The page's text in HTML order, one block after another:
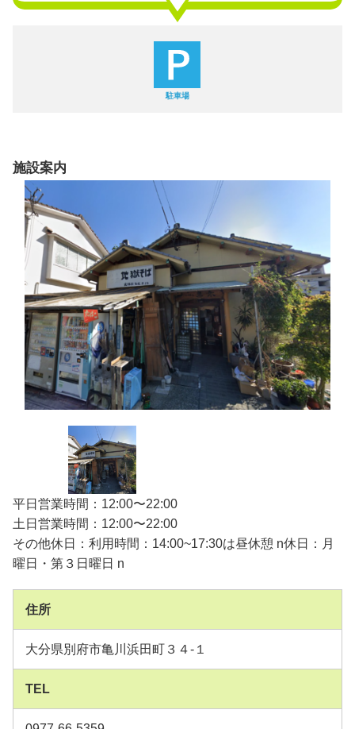
駐車場
施設案内
平日営業時間：12:00〜22:00
土日営業時間：12:00〜22:00
その他休日：利用時間：14:00~17:30は昼休憩 n休日：月
曜日・第３日曜日 n
住所
大分県別府市亀川浜田町３４-１
TEL